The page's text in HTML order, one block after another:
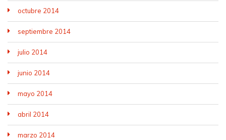
octubre 2014
septiembre 2014
julio 2014
junio 2014
mayo 2014
abril 2014
marzo 2014